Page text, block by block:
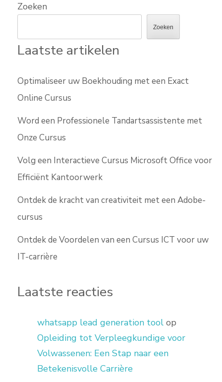
Zoeken
Zoeken
Laatste artikelen
Optimaliseer uw Boekhouding met een Exact
Online Cursus
Word een Professionele Tandartsassistente met
Onze Cursus
Volg een Interactieve Cursus Microsoft Office voor
Efficiënt Kantoorwerk
Ontdek de kracht van creativiteit met een Adobe-
cursus
Ontdek de Voordelen van een Cursus ICT voor uw
IT-carrière
Laatste reacties
whatsapp lead generation tool op
Opleiding tot Verpleegkundige voor
Volwassenen: Een Stap naar een
Betekenisvolle Carrière